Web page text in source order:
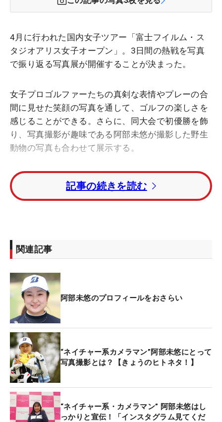
4月に行われた国内女子ツアー「富士フイルム・ス
タジオアリス女子オープン」。3日間の熱戦を写真
で振り返る写真展が開催することが決まった。
女子プロゴルファーたちの真剣な表情やプレーの合
間に見せた笑顔の写真を通して、ゴルフの楽しさを
感じることができる。さらに、同大会で初優勝を飾
り、写真撮影が趣味である阿部未悠が撮影した野生
動物の写真も合わせて展示する。
写真展の概要は以下の通りとなっている。
◆写真展名：富士フイルムホールディングス株式会
顔。～」
10:00–19:00(最終日は16:00まで、入館は終了10分
前まで）会期中無休
◆会場: フジフイルム スクエア内、富士フイルムフ
ォトサロン 東京 スペース3 〒107-0052 東京都港
区赤坂9丁目7番3号（東京ミッドタウン ミッドタウ
ン・ウェスト1F）
◆入館料: 無料
記事の続きを読む
関連記事
阿部未悠のプロフィールをおさらい
“ネイチャー系カメラマン”阿部未悠にとって
写真撮影とは？【きょうのヒトネタ！】
“ネイチャー系・カメラマン” 阿部未悠はし
っかりと宣伝！「インスタグラム見てくだ